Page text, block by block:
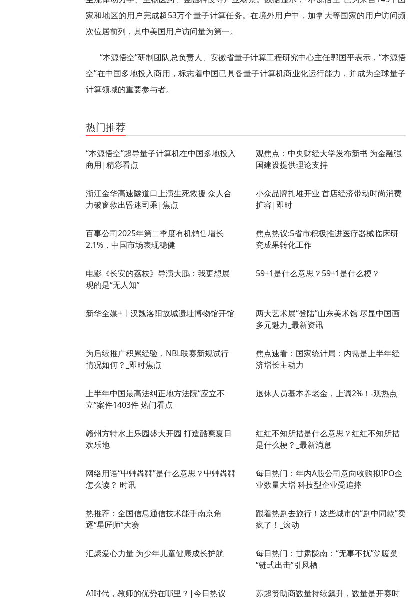
家和地区的用户完成超53万个量子计算任务。在境外用户中，加拿大等国家的用户访问频
次位居前列，其中美国用户访问量为第一。
“本源悟空”研制团队总负责人、安徽省量子计算工程研究中心主任郭国平表示，“本源悟
空”在中国多地投入商用，标志着中国已具备量子计算机商业化运行能力，并成为全球量子
计算领域的重要参与者。
热门推荐
“本源悟空”超导量子计算机在中国多地投入
商用|精彩看点
观焦点：中央财经大学发布新书 为金融强
国建设提供理论支持
浙江金华​高速隧道口上演生死救援 众人合
力破窗救出昏迷司乘|焦点
小众品牌扎堆开业 首店经济带动时尚消费
扩容|即时
百事公司2025年第二季度有机销售增长
2.1%，中国市场表现稳健
焦点热议:5省市积极推进医疗器械临床研
究成果转化工作
电影《长安的荔枝》导演大鹏：我更想展
现的是“无人知”
59+1是什么意思？59+1是什么梗？
新华全媒+丨汉魏洛阳故城遗址博物馆开馆
两大艺术展“登陆”山东美术馆 尽显中国画
多元魅力_最新资讯
为后续推广积累经验，NBL联赛新规试行
情况如何？_即时焦点
焦点速看：国家统计局：内需是上半年经
济增长主动力
上半年中国最高法纠正地方法院“应立不
立”案件1403件 热门看点
退休人员基本养老金，上调2%！-观热点
赣州方特水上乐园盛大开园 打造酷爽夏日
欢乐地
红红不知所措是什么意思？红红不知所措
是什么梗？_最新消息
网络用语“屮艸芔茻”是什么意思？屮艸芔茻
怎么读？ 时讯
每日热门：年内A股公司意向收购拟IPO企
业数量大增 科技型企业受追捧
热推荐：全国信息通信技术能手南京角
逐“星匠师”大赛
跟着热剧去旅行！这些城市的“剧中同款”卖
疯了！_滚动
汇聚爱心力量 为少年儿童健康成长护航
每日热门：甘肃陇南：“无事不扰”筑暖巢
“链式出击”引凤栖
AI时代，教师的优势在哪里？|今日热议 苏超赞助商数量持续飙升，数量是开赛时